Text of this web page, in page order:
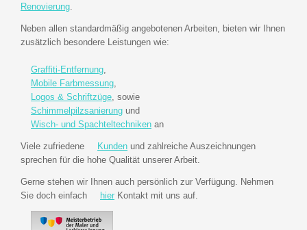
Renovierung
Neben allen standardmäßig angebotenen Arbeiten, bieten wir Ihnen
zusätzlich besondere Leistungen wie:
Graffiti-Entfernung
Mobile Farbmessung
Logos & Schriftzüge , sowie
Schimmelpilzsanierung und
Wisch- und Spachteltechniken an
Viele zufriedene Kunden und zahlreiche Auszeichnungen
sprechen für die hohe Qualität unserer Arbeit.
Gerne stehen wir Ihnen auch persönlich zur Verfügung. Nehmen
Sie doch einfach
hier Kontakt mit uns auf.